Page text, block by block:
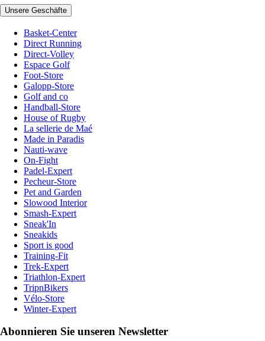
Unsere Geschäfte
Basket-Center
Direct Running
Direct-Volley
Espace Golf
Foot-Store
Galopp-Store
Golf and co
Handball-Store
House of Rugby
La sellerie de Maé
Made in Paradis
Nauti-wave
On-Fight
Padel-Expert
Pecheur-Store
Pet and Garden
Slowood Interior
Smash-Expert
Sneak'In
Sneakids
Sport is good
Training-Fit
Trek-Expert
Triathlon-Expert
TripnBikers
Vélo-Store
Winter-Expert
Abonnieren Sie unseren Newsletter